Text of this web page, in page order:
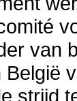
van
strijd